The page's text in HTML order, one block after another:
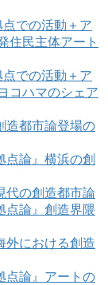
点での活動＋ア
住民主体アート
点での活動＋ア
コハマのシェア
造都市論登場の
論』横浜の創
代の創造都市論
点論』創造界隈
外における創造
点論』アートの